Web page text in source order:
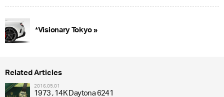
*Visionary Tokyo »
Related Articles
2016.05.01
1973 , 14K Daytona 6241